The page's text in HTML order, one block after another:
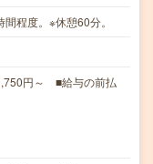
程度。※休憩60分。
円～ ■給与の前払